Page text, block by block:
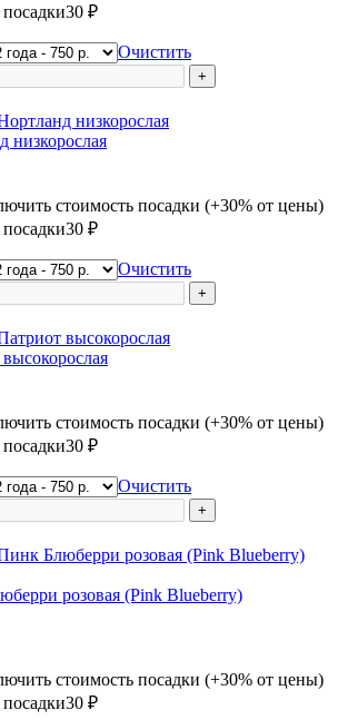
30 ₽
Очистить
низкорослая
стоимость посадки (+30% от цены)
30 ₽
Очистить
стоимость посадки (+30% от цены)
30 ₽
Очистить
розовая (Pink Blueberry)
стоимость посадки (+30% от цены)
30 ₽